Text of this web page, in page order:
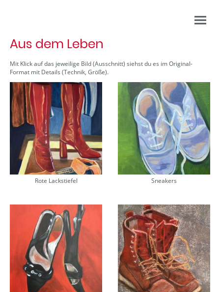
Aus dem Leben
Rote Lackstiefel Sneakers
Mit Klick auf das jeweilige Bild (Ausschnitt) siehst du es im Original-
Format mit Details (Technik, Größe).